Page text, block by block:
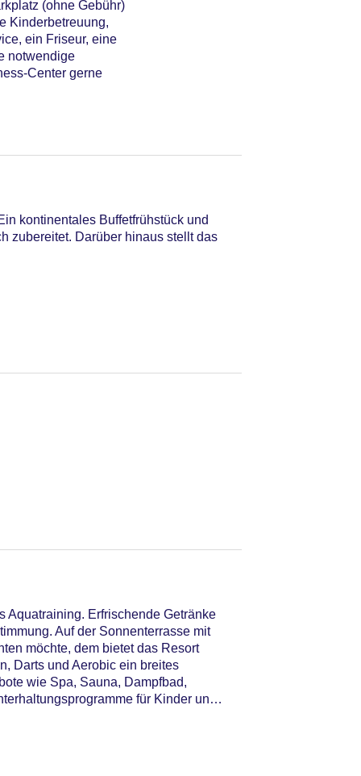
(ohne Gebühr)
Kinderbetreuung,
ein Friseur, eine
notwendige
Center gerne
kontinentales Buffetfrühstück und
zubereitet. Darüber hinaus stellt das
Aquatraining. Erfrischende Getränke
Auf der Sonnenterrasse mit
möchte, dem bietet das Resort
Darts und Aerobic ein breites
wie Spa, Sauna, Dampfbad,
für Kinder und